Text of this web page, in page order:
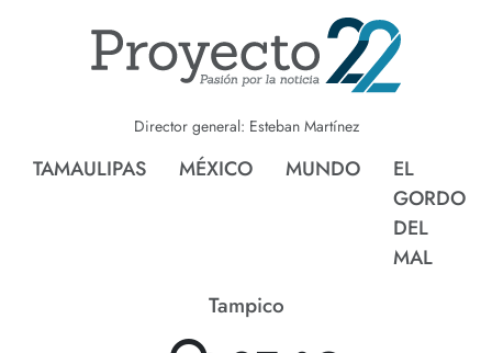
Director general: Esteban Martínez
TAMAULIPAS MÉXICO MUNDO
EL
GORDO
DEL
MAL
Tampico